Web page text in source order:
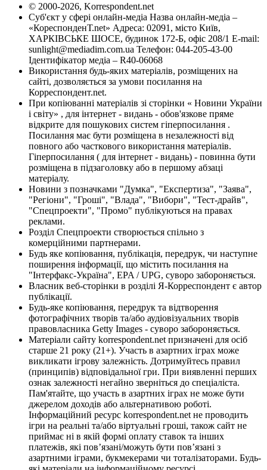
© 2000-2026, Korrespondent.net
Суб'єкт у сфері онлайн-медіа Назва онлайн-медіа –
«КореспонденТ.net» Адреса: 02091, місто Київ,
ХАРКІВСЬКЕ ШОСЕ, будинок 172-Б, офіс 208/1 E-mail:
sunlight@mediadim.com.ua Телефон: 044-205-43-00
Ідентифікатор медіа – R40-06068
Використання будь-яких матеріалів, розміщених на
сайті, дозволяється за умови посилання на
Корреспондент.net.
При копіюванні матеріалів зі сторінки « Новини України
і світу» , для інтернет - видань - обов'язкове пряме
відкрите для пошукових систем гіперпосилання .
Посилання має бути розміщена в незалежності від
повного або часткового використання матеріалів.
Гіперпосилання ( для інтернет - видань) - повинна бути
розміщена в підзаголовку або в першому абзаці
матеріалу.
Новини з позначками "Думка", "Експертиза", "Заява",
"Регіони", "Гроші", "Влада", "Вибори", "Тест-драйв",
"Спецпроекти", "Промо" публікуються на правах
реклами.
Розділ Спецпроекти створюється спільно з
комерційними партнерами.
Будь яке копіювання, публікація, передрук, чи наступне
поширення інформації, що містить посилання на
"Інтерфакс-Україна", EPA / UPG, суворо забороняється.
Власник веб-сторінки в розділі Я-Корреспондент є автор
публікації.
Будь-яке копіювання, передрук та відтворення
фотографічних творів та/або аудіовізуальних творів
правовласника Getty Images - суворо забороняється.
Матеріали сайту korrespondent.net призначені для осіб
старше 21 року (21+). Участь в азартних іграх може
викликати ігрову залежність. Дотримуйтесь правил
(принципів) відповідальної гри. При виявленні перших
ознак залежності негайно зверніться до спеціаліста.
Пам'ятайте, що участь в азартних іграх не може бути
джерелом доходів або альтернативою роботі.
Інформаційний ресурс korrespondent.net не проводить
ігри на реальні та/або віртуальні гроші, також сайт не
приймає ні в якій формі оплату ставок та інших
платежів, які пов’язані/можуть бути пов’язані з
азартними іграми, букмекерами чи тоталізаторами. Будь-